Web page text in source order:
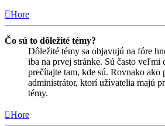
Hore
Čo sú to dôležité témy?
Dôležité témy sa objavujú na fóre
iba na prvej stránke. Sú často veľmi
prečítajte tam, kde sú. Rovnako ako
administrátor, ktorí užívatelia majú
témy.
Hore